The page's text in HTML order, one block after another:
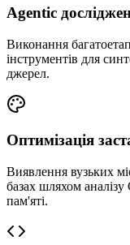
Agentic
Виконання
інструментів для
джерел.
Оптимізація
Виявлення вузьких
базах шляхом
пам'яті.